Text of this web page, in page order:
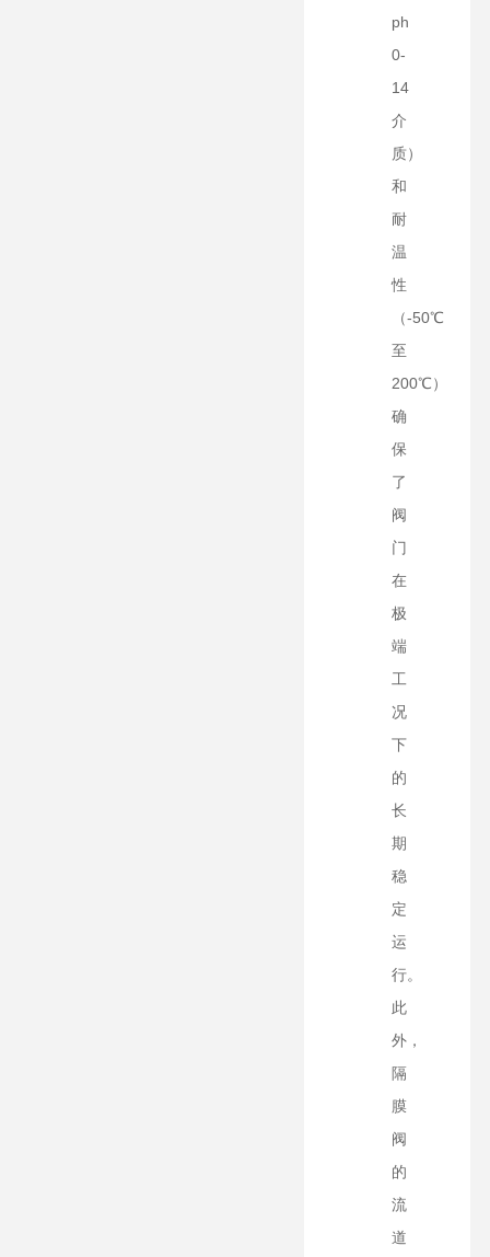
ph
0-
14
介
质）
和
耐
温
性
（-50℃
至
200℃）
确
保
了
阀
门
在
极
端
工
况
下
的
长
期
稳
定
运
行。
此
外，
隔
膜
阀
的
流
道